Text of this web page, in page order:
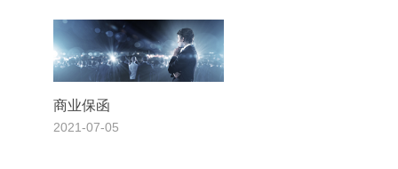
商业保函
2021-07-05